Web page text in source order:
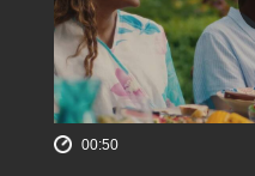
00:50